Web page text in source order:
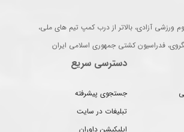
ورزشی آزادی، بالاتر از درب کمپ تیم های ملی،
فدراسیون کشتی جمهوری اسلامی ایران
دسترسی سریع
جستجوی پیشرفته
تبلیغات در سایت
اپلیکیشن داوران